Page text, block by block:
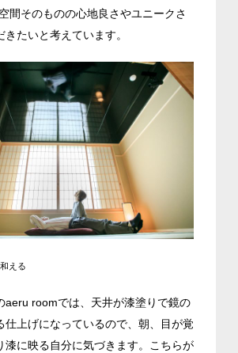
間そのものの心地良さやユニークさ
たいと考えています。
える
aeru roomでは、天井が漆塗りで鏡の
仕上げになっているので、朝、目が覚
漆に映る自分に気づきます。こちらが